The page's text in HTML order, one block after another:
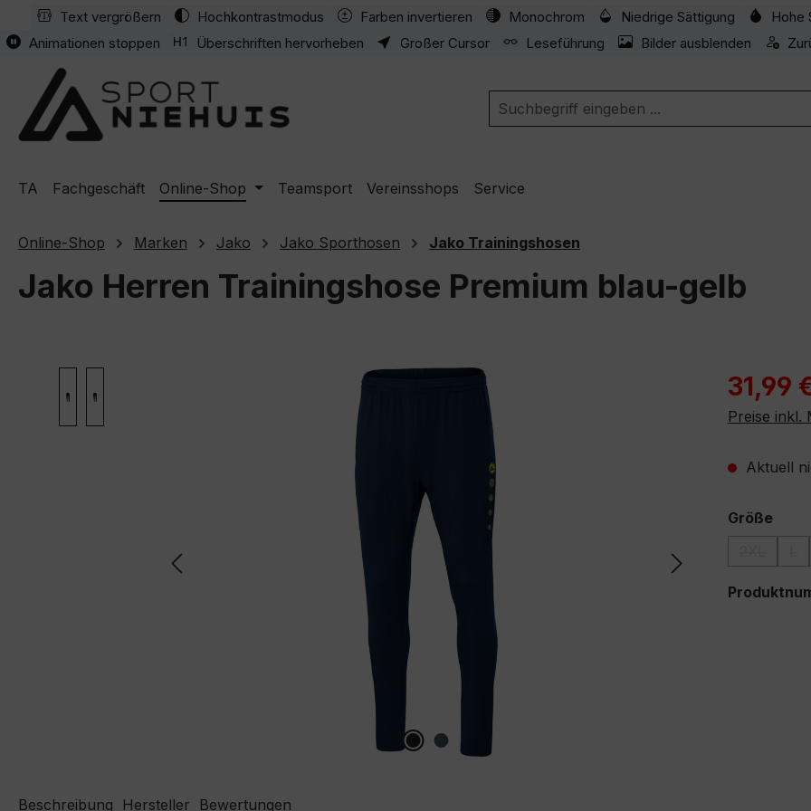
Hauptinhalt springen
Zur Suche springen
Zur Hauptnavigation springen
Text vergrößern Hochkontrastmodus Farben invertieren Monochrom Niedrige Sättigung Hohe
Animationen stoppen
Überschriften hervorheben Großer Cursor Leseführung Bilder ausblenden
TA Fachgeschäft Online-Shop Teamsport Vereinsshops Service
Online-Shop Marken Jako Jako Sporthosen Jako Trainingshosen
Jako Herren Trainingshose Premium blau-gelb
31,99
Preise inkl.
Aktuell
Größe
(Diese
Beschreibung Hersteller Bewertungen